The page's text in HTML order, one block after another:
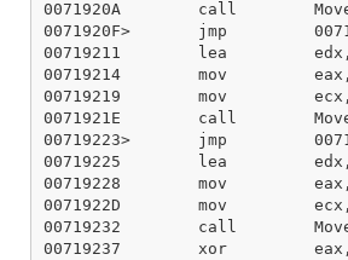
0071920A        call
0071920F>       jmp
00719211        lea
00719214        mov
00719219        mov
0071921E        call
00719223>       jmp
00719225        lea
00719228        mov
0071922D        mov
00719232        call
00719237        xor